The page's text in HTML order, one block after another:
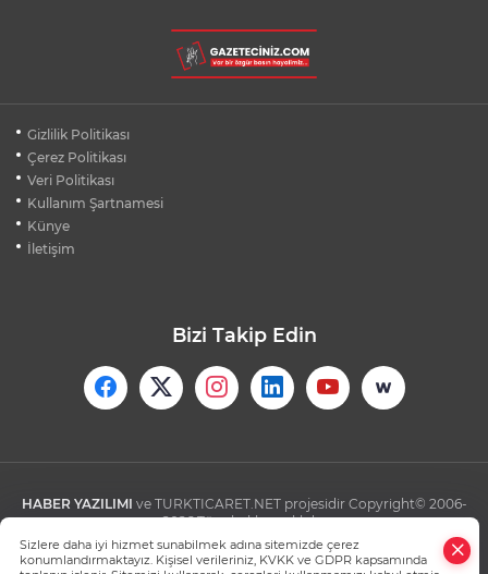
ASLI HÜNEL'DEN BURSA'DA
UNUTULMAZ KONSER
VAN'DA İŞİTME ENGELLİ MÜŞTERİ,
Gizlilik Politikası
Çerez Politikası
Veri Politikası
Kullanım Şartnamesi
Künye
İletişim
Bizi Takip Edin
HABER YAZILIMI ve TURKTICARET.NET projesidir Copyright© 2006-
2026 Tüm hakları saklıdır.
Sizlere daha iyi hizmet sunabilmek adına sitemizde çerez
konumlandırmaktayız. Kişisel verileriniz, KVKK ve GDPR kapsamında